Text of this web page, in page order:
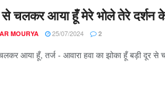
से चलकर आया हूँ मेरे भोले तेरे दर्शन
MOURYA 25/07/2024 2
आया हूँ, तर्ज - आवारा हवा का झोका हूँ बड़ी दूर